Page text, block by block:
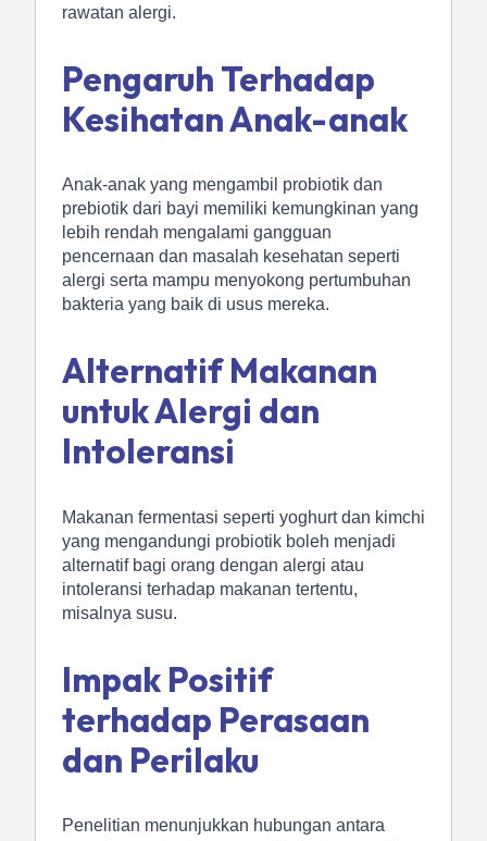
rawatan alergi.
Pengaruh Terhadap
Kesihatan Anak-anak
Anak-anak yang mengambil probiotik dan
prebiotik dari bayi memiliki kemungkinan yang
lebih rendah mengalami gangguan
pencernaan dan masalah kesehatan seperti
alergi serta mampu menyokong pertumbuhan
bakteria yang baik di usus mereka.
Alternatif Makanan
untuk Alergi dan
Intoleransi
Makanan fermentasi seperti yoghurt dan kimchi
yang mengandungi probiotik boleh menjadi
alternatif bagi orang dengan alergi atau
intoleransi terhadap makanan tertentu,
misalnya susu.
Impak Positif
terhadap Perasaan
dan Perilaku
Penelitian menunjukkan hubungan antara